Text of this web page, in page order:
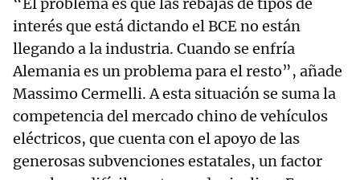
interés que está dictando el BCE no están
llegando a la industria. Cuando se enfría
Alemania es un problema para el resto”, añade
Massimo Cermelli. A esta situación se suma la
competencia del mercado chino de vehículos
eléctricos, que cuenta con el apoyo de las
generosas subvenciones estatales, un factor